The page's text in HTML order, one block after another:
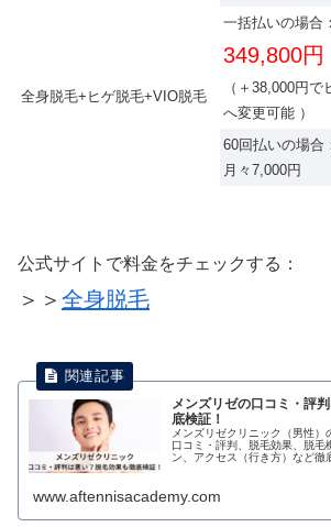
全身脱毛+ヒゲ脱毛+VIO脱毛
一括払いの場合：
349,800円
（ ＋38,000円で
へ変更可能 ）
60回払いの場合
月々7,000円
公式サイトで料金をチェックする：
＞＞ 全身脱毛
メンズリゼの口コミ・評
底検証！
メンズリゼクリニック（男性
口コミ・評判、脱毛効果、脱毛
ン、アクセス（行き方）など徹
www.aftennisacademy.com